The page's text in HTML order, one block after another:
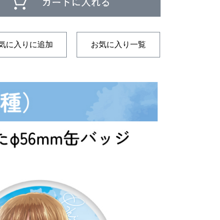
に入りに追加 お気に入り一覧